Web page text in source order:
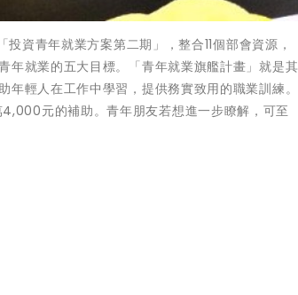
資青年就業方案第二期」，整合11個部會資源，
年就業的五大目標。「青年就業旗艦計畫」就是其
輕人在工作中學習，提供務實致用的職業訓練。
元的補助。青年朋友若想進一步瞭解，可至